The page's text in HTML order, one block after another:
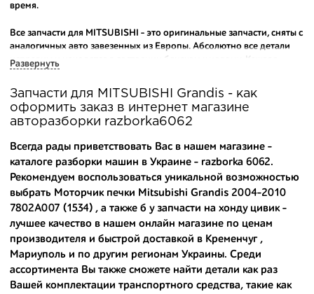
время.
Все запчасти для MITSUBISHI - это оригинальные запчасти, сняты с
аналогичных авто завезенных из Европы. Абсолютно все детали
исправны и находятся в состоянии близком к новому. Каждая
производителя.
Вашему вниманию предлагаем широкий ассортимент
автозапчастей дляMITSUBISHI Grandis 2004-2010
популярных марок. Мы продаем оригинальные и
высококачественные запчасти, отказываясь от контрафактных
аналогов.
Многие наши оптовые клиенты рекомендуют именно нашу
разборку как надежного и проверенного продавца. Если вам
требуется приобрести оптовую партию деталей для японских
автомобилей, то консультанты нашего интернет-магазина
подберут вам товар и укомплектуют партию. Также мы поможем с
правильным выбором по каталогу автозапчастей.
Купить комплектующие для авто с разборки – хорошее решение.
Развернуть
Запчасти для MITSUBISHI Grandis - как
оформить заказ в интернет магазине
авторазборки razborka6062
Всегда рады приветствовать Вас в нашем магазине -
каталоге разборки машин в Украине - razborka 6062.
Рекомендуем воспользоваться уникальной возможностью
выбрать Моторчик печки Mitsubishi Grandis 2004-2010
7802A007 (1534) , а также б у запчасти на хонду цивик-
лучшее качество в нашем онлайн магазине по ценам
производителя и быстрой доставкой в Кременчуг ,
Мариуполь и по другим регионам Украины. Среди
ассортимента Вы также сможете найти детали как раз
Вашей комплектации транспортного средства, такие как